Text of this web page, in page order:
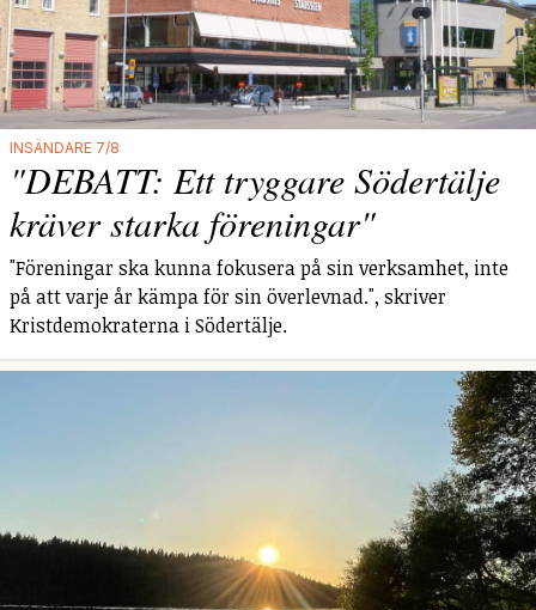
INSÄNDARE 7/8
"DEBATT: Ett tryggare Södertälje
kräver starka föreningar"
"Föreningar ska kunna fokusera på sin verksamhet, inte
på att varje år kämpa för sin överlevnad.", skriver
Kristdemokraterna i Södertälje.